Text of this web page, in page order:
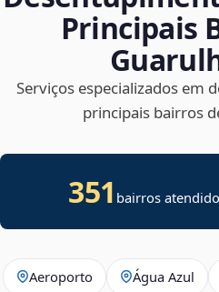
Principais
Serviços especializados em
principais bairros
351 bairros
Aeroporto Água Azul